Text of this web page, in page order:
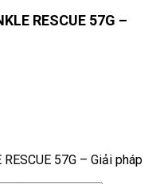
RESCUE 57G –
57G – Giải pháp